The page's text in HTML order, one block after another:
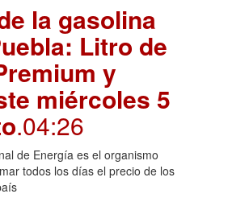
la gasolina
Litro de
y
miércoles 5
.04:26
de Energía es el organismo
todos los días el precio de los